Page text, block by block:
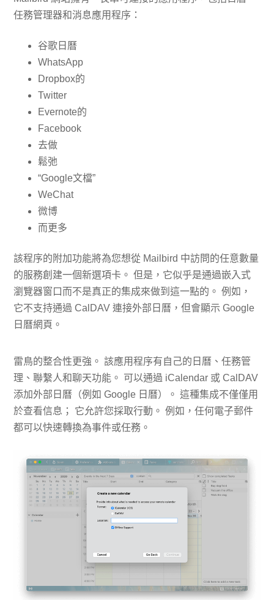
任務管理器和消息應用程序：
谷歌日曆
WhatsApp
Dropbox的
Twitter
Evernote的
Facebook
去做
鬆弛
“Google文檔”
WeChat
微博
而更多
該程序的附加功能將為您想從 Mailbird 中訪問的任意數量
的服務創建一個新選項卡。 但是，它似乎是通過嵌入式
瀏覽器窗口而不是真正的集成來做到這一點的。 例如，
它不支持通過 CalDAV 連接外部日曆，但會顯示 Google
日曆網頁。
雷鳥的整合性更強。 該應用程序有自己的日曆、任務管
理、聯繫人和聊天功能。 可以通過 iCalendar 或 CalDAV
添加外部日曆（例如 Google 日曆）。 這種集成不僅僅用
於查看信息； 它允許您採取行動。 例如，任何電子郵件
都可以快速轉換為事件或任務。